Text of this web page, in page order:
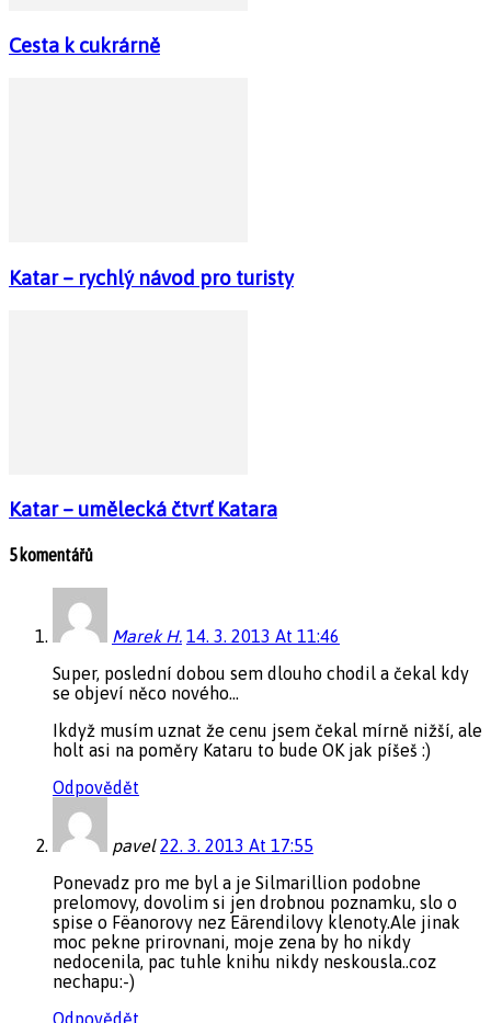
Cesta k cukrárně
Katar – rychlý návod pro turisty
Katar – umělecká čtvrť Katara
5 komentářů
Marek H. 14. 3. 2013 At 11:46
Super, poslední dobou sem dlouho chodil a čekal kdy
se objeví něco nového…
Ikdyž musím uznat že cenu jsem čekal mírně nižší, ale
holt asi na poměry Kataru to bude OK jak píšeš :)
Odpovědět
pavel 22. 3. 2013 At 17:55
Ponevadz pro me byl a je Silmarillion podobne
prelomovy, dovolim si jen drobnou poznamku, slo o
spise o Fëanorovy nez Eärendilovy klenoty.Ale jinak
moc pekne prirovnani, moje zena by ho nikdy
nedocenila, pac tuhle knihu nikdy neskousla..coz
nechapu:-)
Odpovědět